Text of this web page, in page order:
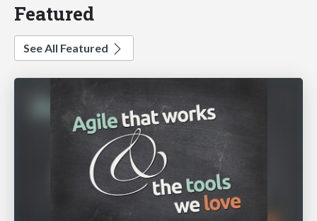
Featured
See All Featured